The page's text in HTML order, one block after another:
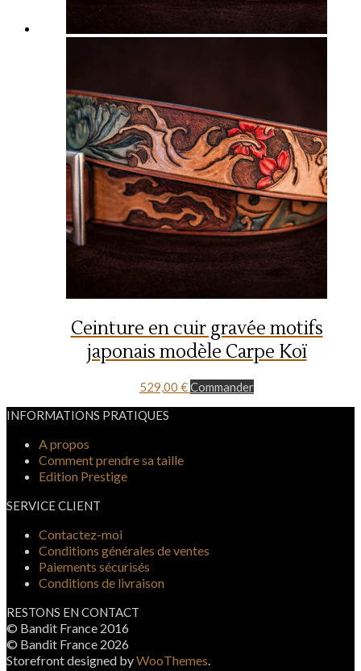
Ceinture en cuir gravée motifs
japonais modèle Carpe Koï
529,00 €Commander
INFORMATIONS PRATIQUES
A propos
Comment prendre sa taille
Edition Prestige
SERVICE CLIENT
Contactez-moi
Conditions générales de ventes
Paiements sécurisés
Conditions de livraison
RESTONS EN CONTACT
© Bandit France 2016
© Bandit France 2026
Storefront designed byWooThemes